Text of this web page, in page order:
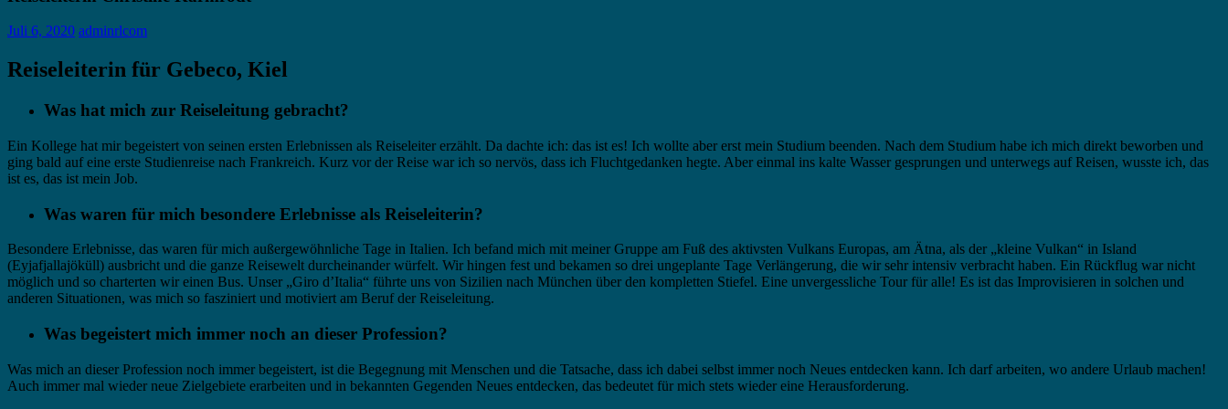
Juli 6, 2020 adminrlcom
Reiseleiterin für Gebeco, Kiel
Was hat mich zur Reiseleitung gebracht?
Ein Kollege hat mir begeistert von seinen ersten Erlebnissen als Reiseleiter erzählt. Da dachte ich: das ist es! Ich wollte aber erst mein Studium beenden. Nach dem Studium habe ich mich direkt beworben und
ging bald auf eine erste Studienreise nach Frankreich. Kurz vor der Reise war ich so nervös, dass ich Fluchtgedanken hegte. Aber einmal ins kalte Wasser gesprungen und unterwegs auf Reisen, wusste ich, das
ist es, das ist mein Job.
Was waren für mich besondere Erlebnisse als Reiseleiterin?
Besondere Erlebnisse, das waren für mich außergewöhnliche Tage in Italien. Ich befand mich mit meiner Gruppe am Fuß des aktivsten Vulkans Europas, am Ätna, als der „kleine Vulkan“ in Island
(Eyjafjallajöküll) ausbricht und die ganze Reisewelt durcheinander würfelt. Wir hingen fest und bekamen so drei ungeplante Tage Verlängerung, die wir sehr intensiv verbracht haben. Ein Rückflug war nicht
möglich und so charterten wir einen Bus. Unser „Giro d’Italia“ führte uns von Sizilien nach München über den kompletten Stiefel. Eine unvergessliche Tour für alle! Es ist das Improvisieren in solchen und
anderen Situationen, was mich so fasziniert und motiviert am Beruf der Reiseleitung.
Was begeistert mich immer noch an dieser Profession?
Was mich an dieser Profession noch immer begeistert, ist die Begegnung mit Menschen und die Tatsache, dass ich dabei selbst immer noch Neues entdecken kann. Ich darf arbeiten, wo andere Urlaub machen!
Auch immer mal wieder neue Zielgebiete erarbeiten und in bekannten Gegenden Neues entdecken, das bedeutet für mich stets wieder eine Herausforderung.